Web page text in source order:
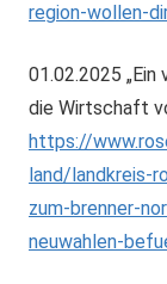
region-wollen-
01.02.2025
die Wirtschaft
https://
land/landkreis-
zum-brenner-
neuwahlen-